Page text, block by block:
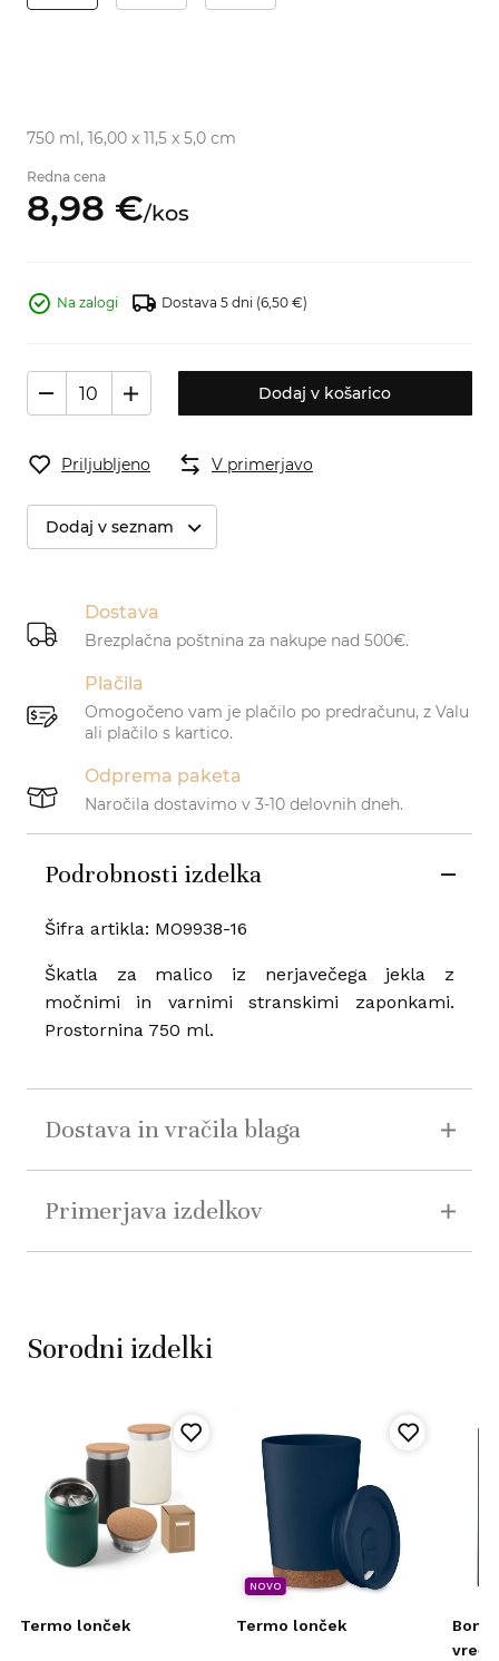
750 ml, 16,00 x 11,5 x 5,0 cm
Redna cena
8,98 €/kos
Na zalogi Dostava 5 dni (6,50 €)
Dodaj v košarico
Priljubljeno V primerjavo
Dodaj v seznam
Dostava
Brezplačna poštnina za nakupe nad 500€.
Plačila
Omogočeno vam je plačilo po predračunu, z Valu
ali plačilo s kartico.
Odprema paketa
Naročila dostavimo v 3-10 delovnih dneh.
Podrobnosti izdelka
Šifra artikla: MO9938-16
Škatla za malico iz nerjavečega jekla z
močnimi in varnimi stranskimi zaponkami.
Prostornina 750 ml.
Dostava in vračila blaga
Primerjava izdelkov
Sorodni izdelki
Termo lonček
NOVO
Termo lonček